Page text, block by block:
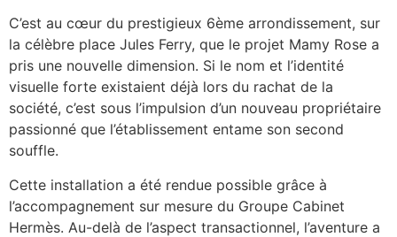
C’est au cœur du prestigieux 6ème arrondissement, sur
la célèbre place Jules Ferry, que le projet Mamy Rose a
pris une nouvelle dimension. Si le nom et l’identité
visuelle forte existaient déjà lors du rachat de la
société, c’est sous l’impulsion d’un nouveau propriétaire
passionné que l’établissement entame son second
souffle.
Cette installation a été rendue possible grâce à
l’accompagnement sur mesure du Groupe Cabinet
Hermès. Au-delà de l’aspect transactionnel, l’aventure a